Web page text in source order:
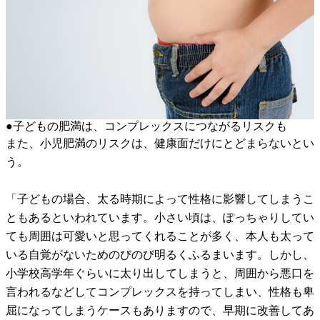
●子どもの肥満は、コンプレックスにつながるリスクも
また、小児肥満のリスクは、健康面だけにとどまらないとい
う。
「子どもの場合、太る時期によって性格に影響してしまうこ
ともあるといわれています。小さい頃は、ぽっちゃりしてい
ても周囲は可愛いと思ってくれることが多く、本人も太って
いる自覚がないためのびのび明るくふるまいます。しかし、
小学校高学年ぐらいに太り出してしまうと、周囲から悪口を
言われるなどしてコンプレックスを持ってしまい、性格も卑
屈になってしまうケースもありますので、早期に改善してあ